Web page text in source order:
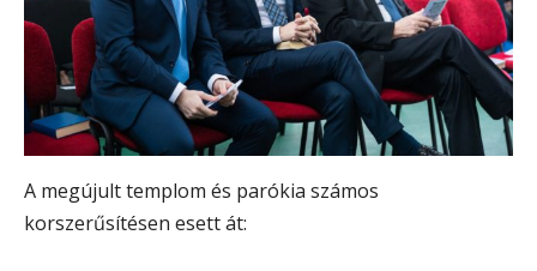
A megújult templom és parókia számos
korszerűsítésen esett át: